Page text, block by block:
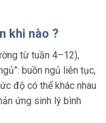
khi nào ?
từ tuần 4–12),
buồn ngủ liên tục,
độ có thể khác nhau
ứng sinh lý bình